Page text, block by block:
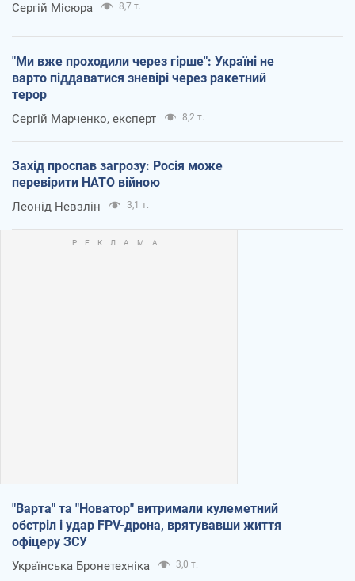
Сергій Місюра 8,7 т.
"Ми вже проходили через гірше": Україні не
варто піддаватися зневірі через ракетний
терор
Сергій Марченко, експерт 8,2 т.
Захід проспав загрозу: Росія може
перевірити НАТО війною
Леонід Невзлін 3,1 т.
"Варта" та "Новатор" витримали кулеметний
обстріл і удар FPV-дрона, врятувавши життя
офіцеру ЗСУ
Українська Бронетехніка 3,0 т.